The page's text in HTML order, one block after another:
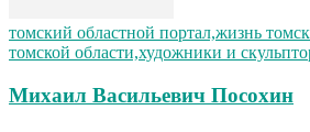
томский областной портал,жизнь
томской области,художники и
Михаил Васильевич Посохин